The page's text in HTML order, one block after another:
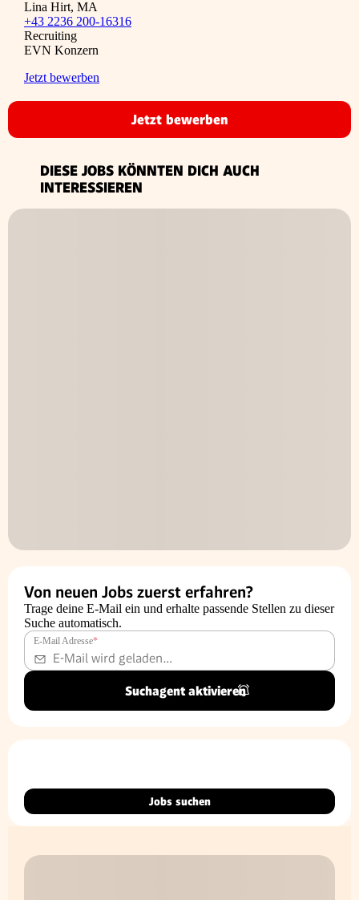
Lina Hirt, MA
+43 2236 200-16316
Recruiting
EVN Konzern
Jetzt bewerben
Jetzt bewerben
DIESE JOBS KÖNNTEN DICH AUCH
INTERESSIEREN
Von neuen Jobs zuerst erfahren?
Trage deine E-Mail ein und erhalte passende Stellen zu dieser
Suche automatisch.
E-Mail Adresse*
Suchagent aktivieren
Jobs suchen